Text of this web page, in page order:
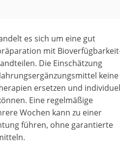
es sich um eine gut
mit
Die Einschätzung
keine
ersetzen und
Eine regelmäßige
Wochen kann zu einer
führen, ohne garantierte